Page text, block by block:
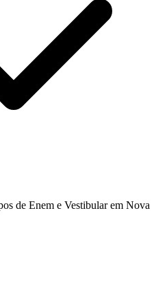
de Enem e Vestibular em Nova